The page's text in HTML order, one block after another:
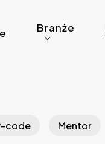
Branże
code Mentor